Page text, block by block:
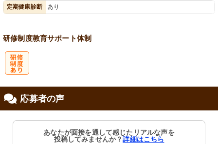
定期健康診断 あり
研修制度教育サポート体制
応募者の声
あなたが面接を通して感じたリアルな声を
投稿してみませんか？詳細はこちら